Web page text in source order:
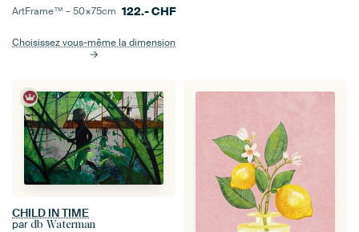
ArtFrame™ –50×75cm 122.-CHF
Choisissez vous-même la dimension
CHILD IN TIME
par db Waterman